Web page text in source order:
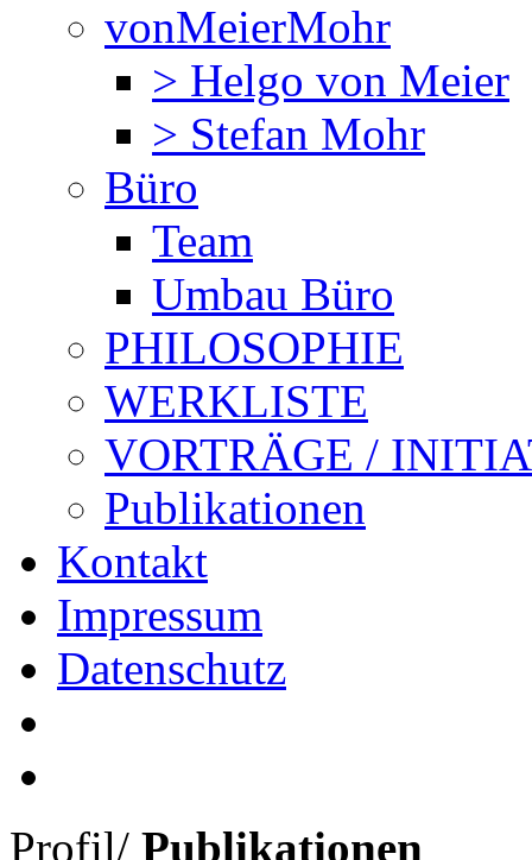
vonMeierMohr
> Helgo von Meier
> Stefan Mohr
Büro
Team
Umbau Büro
PHILOSOPHIE
WERKLISTE
VORTRÄGE /
Publikationen
Kontakt
Impressum
Datenschutz
Profil/ Publikationen